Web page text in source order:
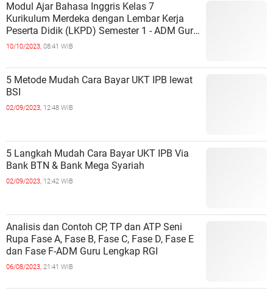
Modul Ajar Bahasa Inggris Kelas 7
Kurikulum Merdeka dengan Lembar Kerja
Peserta Didik (LKPD) Semester 1 - ADM Guru
Lengkap RGI
10/10/2023, 08:41 WIB
5 Metode Mudah Cara Bayar UKT IPB lewat
BSI
02/09/2023, 12:48 WIB
5 Langkah Mudah Cara Bayar UKT IPB Via
Bank BTN & Bank Mega Syariah
02/09/2023, 12:42 WIB
Analisis dan Contoh CP, TP dan ATP Seni
Rupa Fase A, Fase B, Fase C, Fase D, Fase E
dan Fase F-ADM Guru Lengkap RGI
06/08/2023, 21:41 WIB